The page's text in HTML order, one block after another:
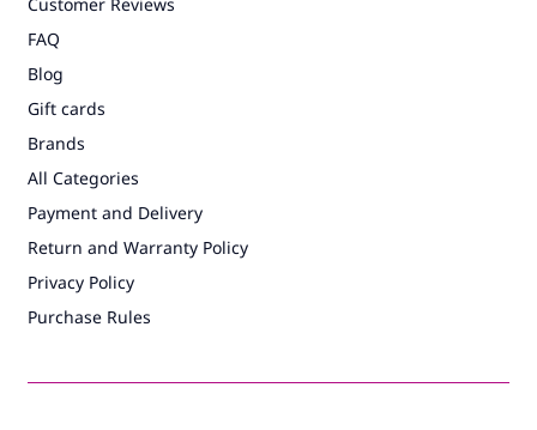
FAQ
Blog
Gift cards
Brands
All Categories
Payment and Delivery
Return and Warranty Policy
Privacy Policy
Purchase Rules